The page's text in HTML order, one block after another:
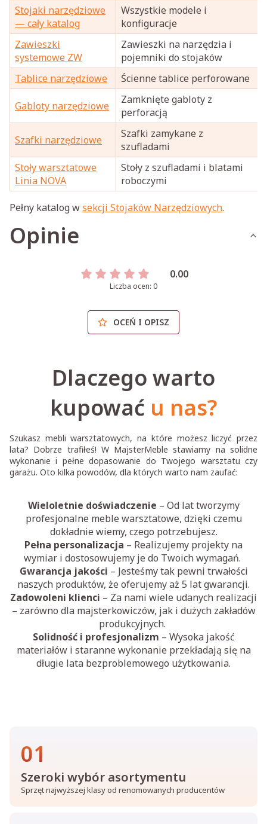
Stojaki narzędziowe
— cały katalog
Wszystkie modele i
konfiguracje
Zawieszki
systemowe ZW
Zawieszki na narzędzia i
pojemniki do stojaków
Tablice narzędziowe
Ścienne tablice perforowane
Gabloty narzędziowe
Zamknięte gabloty z
perforacją
Szafki narzędziowe
Szafki zamykane z
szufladami
Stoły warsztatowe
Linia NOVA
Stoły z szufladami i blatami
roboczymi
Pełny katalog wsekcji Stojaków Narzędziowych.
Opinie
0.00
Liczba ocen: 0
OCEŃ I OPISZ
Dlaczego warto
kupować u nas?
Szukasz mebli warsztatowych, na które możesz liczyć przez
lata? Dobrze trafiłeś! W MajsterMeble stawiamy na solidne
wykonanie i pełne dopasowanie do Twojego warsztatu czy
garażu. Oto kilka powodów, dla których warto nam zaufać:
Wieloletnie doświadczenie – Od lat tworzymy
profesjonalne meble warsztatowe, dzięki czemu
dokładnie wiemy, czego potrzebujesz.
Pełna personalizacja – Realizujemy projekty na
wymiar i dostosowujemy je do Twoich wymagań.
Gwarancja jakości – Jesteśmy tak pewni trwałości
naszych produktów, że oferujemy aż 5 lat gwarancji.
Zadowoleni klienci – Za nami wiele udanych realizacji
– zarówno dla majsterkowiczów, jak i dużych zakładów
produkcyjnych.
Solidność i profesjonalizm – Wysoka jakość
materiałów i staranne wykonanie przekładają się na
długie lata bezproblemowego użytkowania.
01
Szeroki wybór asortymentu
Sprzęt najwyższej klasy od renomowanych producentów